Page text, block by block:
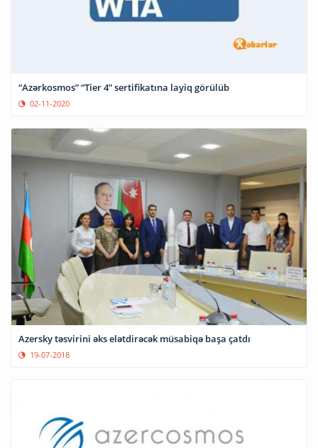
“Azərkosmos” “Tier 4” sertifikatına layiq görülüb
02-11-2020
Azersky təsvirini əks elətdirəcək müsabiqə başa çatdı
19-07-2018